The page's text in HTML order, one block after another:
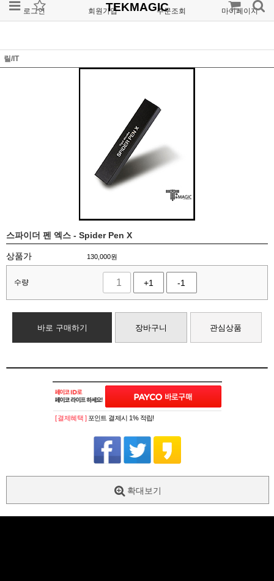
로그인 회원가입 주문조회 마이페이지
TEKMAGIC
릴/IT
스파이더 펜 엑스 - Spider Pen X
상품가 130,000원
수량 +1 -1
바로 구매하기 장바구니 관심상품
[ 결제혜택 ] 포인트 결제시 1% 적립!
확대보기